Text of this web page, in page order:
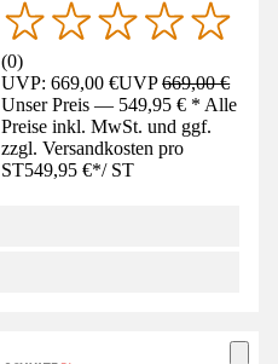
(0)
UVP: 669,00 €UVP669,00 €
Unser Preis — 549,95 € * Alle
Preise inkl. MwSt. und ggf.
zzgl. Versandkosten pro
ST549,95 €*/ ST